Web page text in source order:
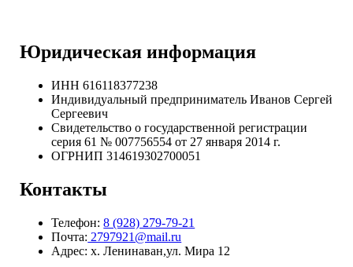
Юридическая информация
ИНН 616118377238
Индивидуальный предприниматель Иванов Сергей
Сергеевич
Свидетельство о государственной регистрации
серия 61 № 007756554 от 27 января 2014 г.
ОГРНИП314619302700051
Контакты
Телефон:8 (928) 279-79-21
Почта: 2797921@mail.ru
Адрес: х. Ленинаван,ул. Мира 12